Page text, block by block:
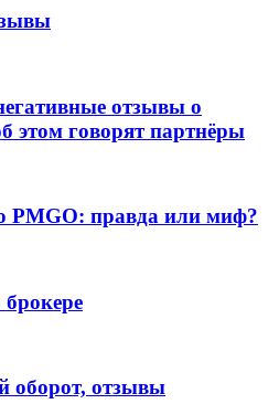
отзывы о
этом говорят партнёры
PMGO: правда или миф?
оборот, отзывы